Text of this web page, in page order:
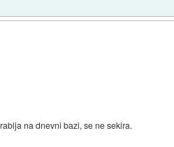
na dnevni bazi, se ne sekira.